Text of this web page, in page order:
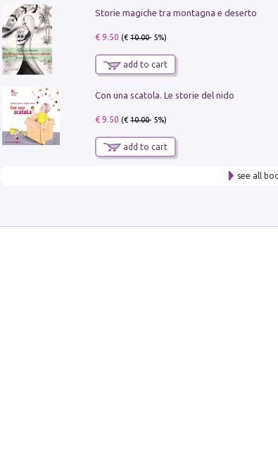
Storie magiche tra montagna e deserto
€ 9.50 (€10.00- 5%)
add to cart
Con una scatola. Le storie del nido
€ 9.50 (€10.00- 5%)
add to cart
see all